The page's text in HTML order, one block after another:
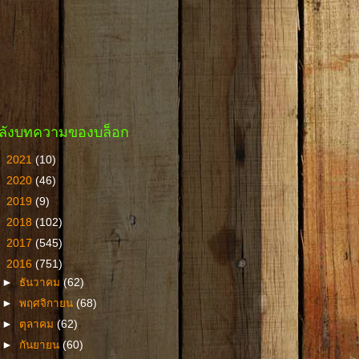
งบทความของบล็อก
2021 (10)
2020 (46)
2019 (9)
2018 (102)
2017 (545)
2016 (751)
► ธันวาคม(62)
►พฤศจิกายน(68)
► ตุลาคม(62)
► กันยายน(60)